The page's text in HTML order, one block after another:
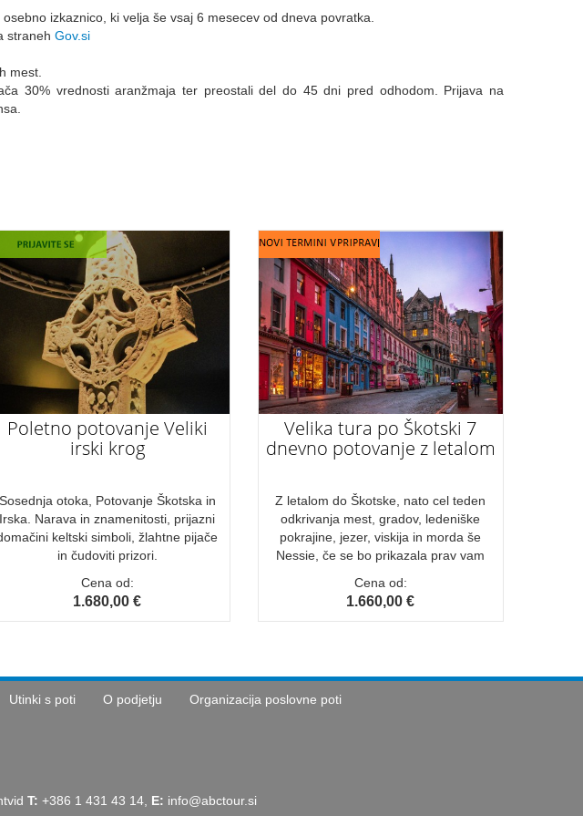
izkaznico, ki velja še vsaj 6 mesecev od dneva povratka.
straneh Gov.si
mest.
30% vrednosti aranžmaja ter preostali del do 45 dni pred odhodom. Prijava na
Poletno potovanje Veliki
irski krog
Sosednja otoka, Potovanje Škotska in
Irska. Narava in znamenitosti, prijazni
keltski simboli, žlahtne pijače
in čudoviti prizori.
Cena od:
1.680,00 €
Velika tura po Škotski 7
dnevno potovanje z letalom
Z letalom do Škotske, nato cel teden
odkrivanja mest, gradov, ledeniške
pokrajine, jezer, viskija in morda še
Nessie, če se bo prikazala prav vam
Cena od:
1.660,00 €
Utinki s poti O podjetju Organizacija poslovne poti
T: +386 1 431 43 14, E: info@abctour.si